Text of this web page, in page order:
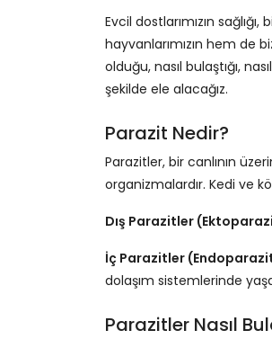
Evcil dostlarımızın
hayvanlarımızın hem de
olduğu, nasıl bulaştığı,
şekilde ele alacağız.
Parazit Nedir?
Parazitler, bir canlının
organizmalardır. Kedi ve
Dış Parazitler
İç Parazitler
dolaşım sistemlerinde
Parazitler Nasıl